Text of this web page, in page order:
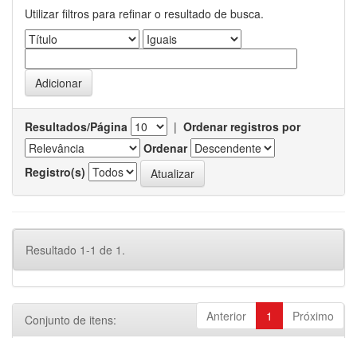
Utilizar filtros para refinar o resultado de busca.
Resultados/Página | Ordenar registros por
Ordenar
Registro(s)
Resultado 1-1 de 1.
Anterior 1 Próximo
Conjunto de itens: